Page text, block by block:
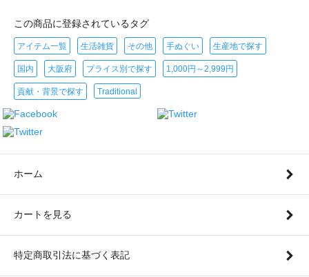
この商品に登録されているタグ
アイテム一覧 生活雑貨 その他 手ぬぐい 生産地で探す
国内 大阪府 プライス別で探す 1,000円～2,999円
貢献・背景で探す Traditional
ホーム
カートを見る
特定商取引法に基づく表記